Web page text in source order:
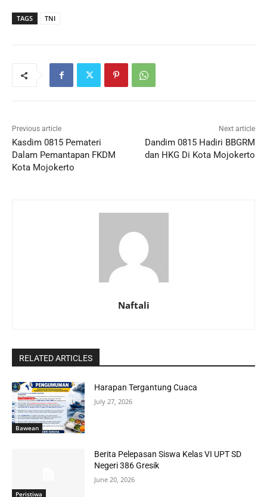
TAGS TNI
Previous article
Kasdim 0815 Pemateri
Dalam Pemantapan FKDM
Kota Mojokerto
Next article
Dandim 0815 Hadiri BBGRM
dan HKG Di Kota Mojokerto
Naftali
RELATED ARTICLES
Bawean
Harapan Tergantung Cuaca
July 27, 2026
Peristiwa
Berita Pelepasan Siswa Kelas VI UPT SD
Negeri 386 Gresik
June 20, 2026